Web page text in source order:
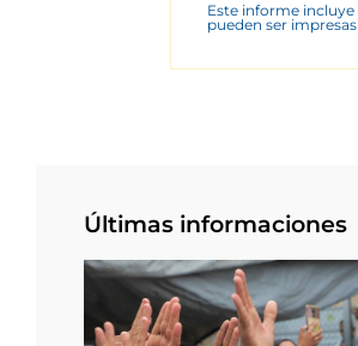
Este informe incluye
pueden ser
Últimas informaciones